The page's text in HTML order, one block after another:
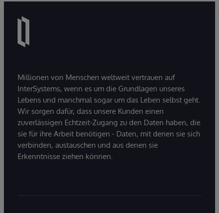
Millionen von Menschen weltweit vertrauen auf
InterSystems, wenn es um die Grundlagen unseres
Lebens und manchmal sogar um das Leben selbst geht.
Wir sorgen dafür, dass unsere Kunden einen
zuverlässigen Echtzeit-Zugang zu den Daten haben, die
sie für ihre Arbeit benötigen - Daten, mit denen sie sich
verbinden, austauschen und aus denen sie
Erkenntnisse ziehen können.